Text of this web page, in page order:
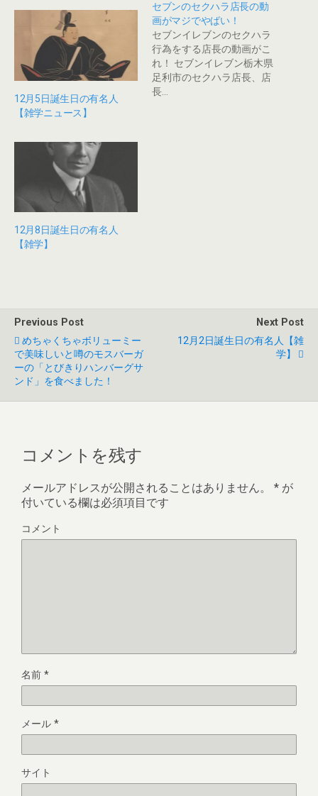
ウ
ド
ウ
き
ま
)
て
く
だ
さ
い
(
新
し
い
ィ
ン
ド
開
き
ま
す
)
12月5日誕生日の有名人
【雑学ニュース】
セブンのセクハラ店長の動
画がマジでやばい！
セブンイレブンのセクハラ
行為をする店長の動画がこ
れ！ セブンイレブン栃木県
足利市のセクハラ店長、店
長…
12月8日誕生日の有名人
【雑学】
Previous Post
めちゃくちゃボリューミー
で美味しいと噂のモスバーガ
ーの「とびきりハンバーグサ
ンド」を食べました！
Next Post
12月2日誕生日の有名人【雑
学】
コメントを残す
メールアドレスが公開されることはありません。 * が
付いている欄は必須項目です
コメント
名前 *
メール *
サイト